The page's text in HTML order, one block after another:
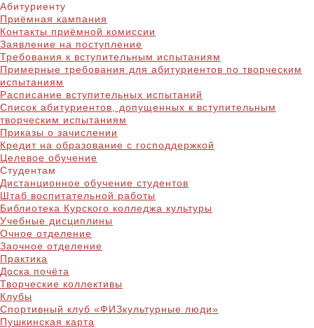
Абитуриенту
Приёмная кампания
Контакты приёмной комиссии
Заявление на поступление
Требования к вступительным испытаниям
Примерные требования для абитуриентов по творческим
испытаниям
Расписание вступительных испытаний
Список абитуриентов, допущенных к вступительным
творческим испытаниям
Приказы о зачислении
Кредит на образование с господдержкой
Целевое обучение
Студентам
Дистанционное обучение студентов
Штаб воспитательной работы
Библиотека Курского колледжа культуры
Учебные дисциплины
Очное отделение
Заочное отделение
Практика
Доска почёта
Творческие коллективы
Клубы
Спортивный клуб «ФИЗкультурные люди»
Пушкинская карта